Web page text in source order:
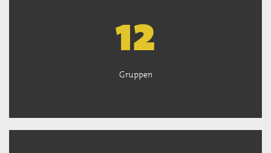
13
Gruppen